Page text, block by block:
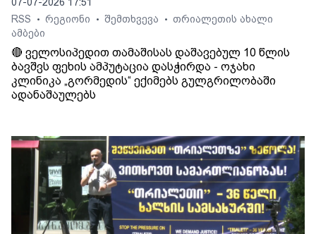
RSS
• რეგიონი • შემთხვევა • თრიალეთის ახალი
ამბები
🔴 ველოსიპედით თამაშისას დაშავებულ 10 წლის
ბავშვს ფეხის ამპუტაცია დასჭირდა - ოჯახი
კლინიკა „გორმედის“ ექიმებს გულგრილობაში
ადანაშაულებს